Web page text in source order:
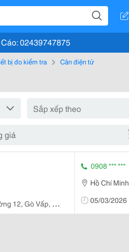
02439747875
bị đo kiểm tra Cân điện tử
giá
12, Gò Vấp, Hồ
0908 *** ***
Hồ Chí Minh
05/03/2026